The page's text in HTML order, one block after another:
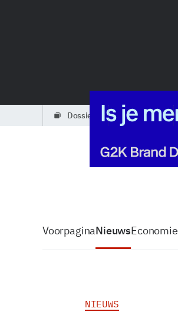
dossiers partners
VoorpaginaNieuwsEconomie
NIEUWS